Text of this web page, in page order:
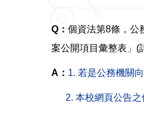
Q： 個資法第8條，公
案公開項目彙整表」(
A： 1. 若是公務機關
2. 本校網頁公告之